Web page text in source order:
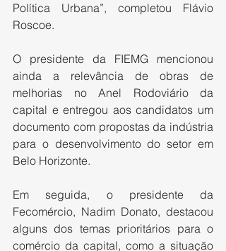
Política Urbana”, completou Flávio
Roscoe.
O presidente da FIEMG mencionou
ainda a relevância de obras de
melhorias no Anel Rodoviário da
capital e entregou aos candidatos um
documento com propostas da indústria
para o desenvolvimento do setor em
Belo Horizonte.
Em seguida, o presidente da
Fecomércio, Nadim Donato, destacou
alguns dos temas prioritários para o
comércio da capital, como a situação